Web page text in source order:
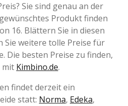
Sie sind genau an der
Produkt finden
16. Blättern Sie in diesen
Sie weitere tolle Preise für
Die besten Preise zu finden,
mit Kimbino.de.
findet derzeit ein
statt: Norma, Edeka,